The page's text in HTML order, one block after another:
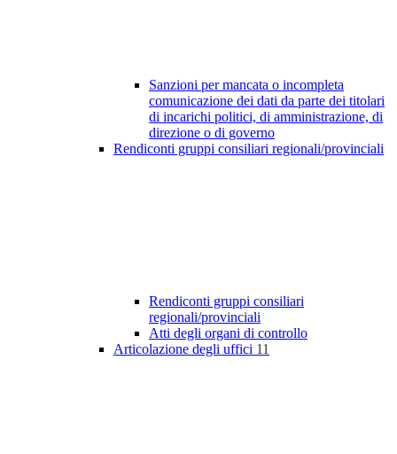
Sanzioni per mancata o incompleta
comunicazione dei dati da parte dei titolari
di incarichi politici, di amministrazione, di
direzione o di governo
Rendiconti gruppi consiliari regionali/provinciali
Rendiconti gruppi consiliari
regionali/provinciali
Atti degli organi di controllo
Articolazione degli uffici 11